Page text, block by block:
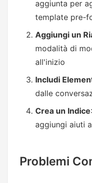
aggiunta per
template pre-
Aggiungi un
modalità di
all'inizio
Includi
dalle
Crea un Indice
aggiungi aiuti
Problemi